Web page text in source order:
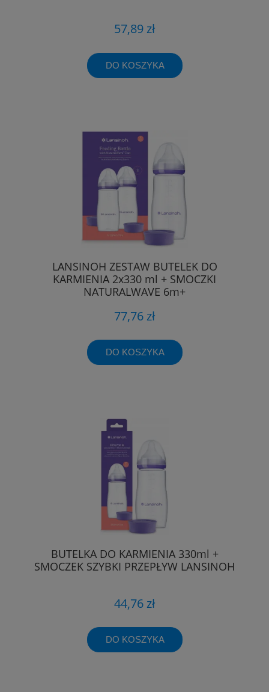
57,89 zł
DO KOSZYKA
LANSINOH ZESTAW BUTELEK DO
KARMIENIA 2x330 ml + SMOCZKI
NATURALWAVE 6m+
77,76 zł
DO KOSZYKA
BUTELKA DO KARMIENIA 330ml +
SMOCZEK SZYBKI PRZEPŁYW LANSINOH
44,76 zł
DO KOSZYKA